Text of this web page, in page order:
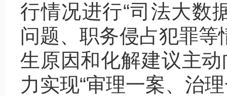
行情况进行“司法大数
问题、职务侵占犯罪
生原因和化解建议主
力实现“审理一案、治